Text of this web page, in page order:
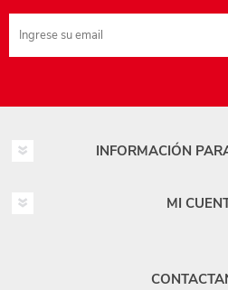
INFORMACIÓN
MI